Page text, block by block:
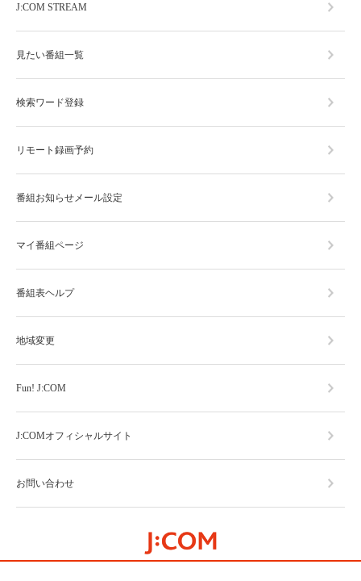
J:COM STREAM
見たい番組一覧
検索ワード登録
リモート録画予約
番組お知らせメール設定
マイ番組ページ
番組表ヘルプ
地域変更
Fun! J:COM
J:COMオフィシャルサイト
お問い合わせ